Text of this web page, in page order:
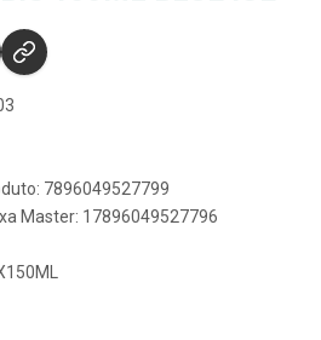
7896049527799
Master: 17896049527796